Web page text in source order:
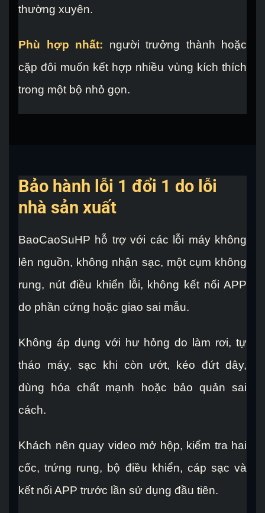
thường xuyên.
Phù hợp nhất: người trưởng thành hoặc
cặp đôi muốn kết hợp nhiều vùng kích thích
trong một bộ nhỏ gọn.
Bảo hành lỗi 1 đổi 1 do lỗi
nhà sản xuất
BaoCaoSuHP hỗ trợ với các lỗi máy không
lên nguồn, không nhận sạc, một cụm không
rung, nút điều khiển lỗi, không kết nối APP
do phần cứng hoặc giao sai mẫu.
Không áp dụng với hư hỏng do làm rơi, tự
tháo máy, sạc khi còn ướt, kéo đứt dây,
dùng hóa chất mạnh hoặc bảo quản sai
cách.
Khách nên quay video mở hộp, kiểm tra hai
cốc, trứng rung, bộ điều khiển, cáp sạc và
kết nối APP trước lần sử dụng đầu tiên.